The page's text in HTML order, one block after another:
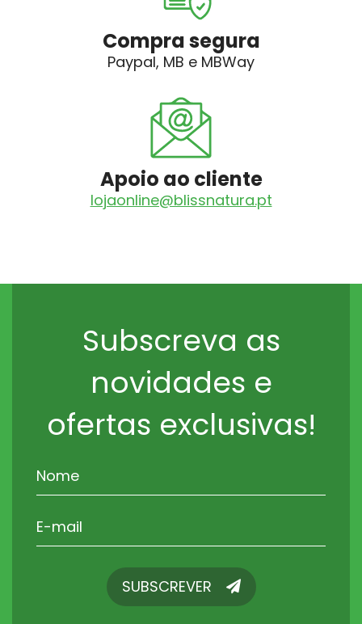
Compra segura
Paypal, MB e MBWay
Apoio ao cliente
lojaonline@blissnatura.pt
Subscreva as
novidades e
ofertas exclusivas!
SUBSCREVERSUBSCREVER